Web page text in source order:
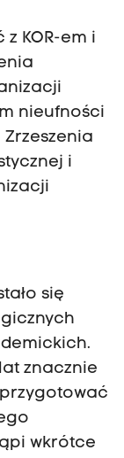
KOR-em i
nieufności
i
się
znacznie
wkrótce